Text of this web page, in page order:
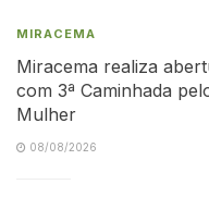
MIRACEMA
Miracema realiza
com 3ª Caminhada
Mulher
08/08/2026